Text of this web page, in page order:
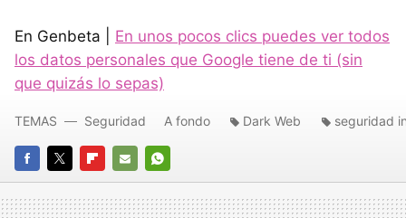
En Genbeta | En unos pocos clics puedes ver todos
los datos personales que Google tiene de ti (sin
que quizás lo sepas)
FACEBOOK
TWITTERFLIPBOARD
E-
MAIL
WHATSAPP
TEMAS Seguridad A fondo Dark Web seguridad